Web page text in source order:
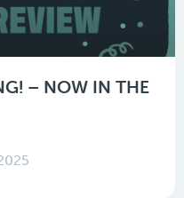
– NOW IN THE